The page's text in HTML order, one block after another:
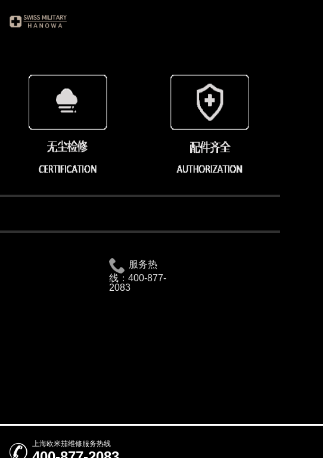
服务热
线： 400-877-
2083
 上海欧米茄维修服务热线